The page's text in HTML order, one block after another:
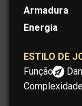
Armadura
Energia
ESTILO DE
Função: